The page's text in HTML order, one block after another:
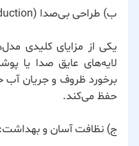
ب) طراحی بی‌صدا (Noise Reduction):
یکی از مزایای کلیدی
لایه‌های عایق صدا یا
برخورد ظروف و جریان آب
حفظ می‌کند.
ج) نظافت آسان و بهداشت: